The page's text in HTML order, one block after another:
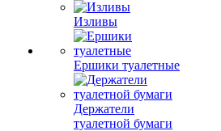
Изливы
Ершики туалетные
Держатели
туалетной бумаги